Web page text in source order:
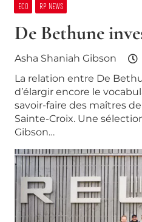
ECO RP NEWS
De Bethune
Asha Shaniah Gibson
La relation entre De
d’élargir encore le
savoir-faire des maîtres
Sainte-Croix. Une
Gibson…